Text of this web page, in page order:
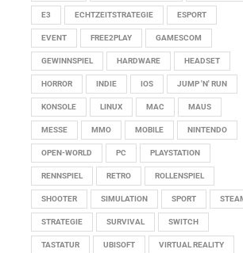
E3 ECHTZEITSTRATEGIE ESPORT
EVENT FREE2PLAY GAMESCOM
GEWINNSPIEL HARDWARE HEADSET
HORROR INDIE IOS JUMP 'N' RUN
KONSOLE LINUX MAC MAUS
MESSE MMO MOBILE NINTENDO
OPEN-WORLD PC PLAYSTATION
RENNSPIEL RETRO ROLLENSPIEL
SHOOTER SIMULATION SPORT
STRATEGIE SURVIVAL SWITCH
TASTATUR UBISOFT VIRTUAL REALITY